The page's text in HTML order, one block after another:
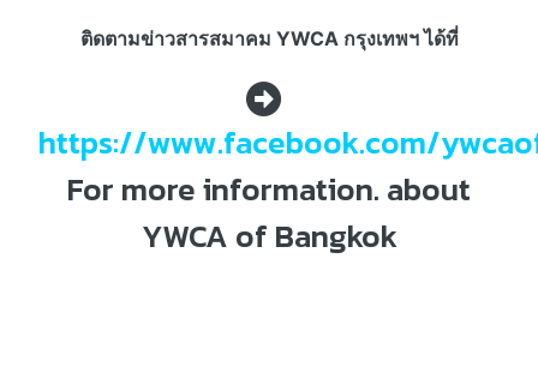
ติดตามข่าวสารสมาคม YWCA กรุงเทพฯ ได้ที่
https://www.facebook.com/
For more information. about
YWCA of Bangkok